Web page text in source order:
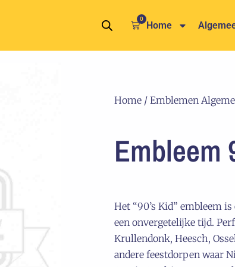
0
Winkelwagen
Home
Home / Emblemen
Embleem
Het “90’s Kid” embleem
een onvergetelijke tijd.
Krullendonk, Heesch,
andere feestdorpen waar